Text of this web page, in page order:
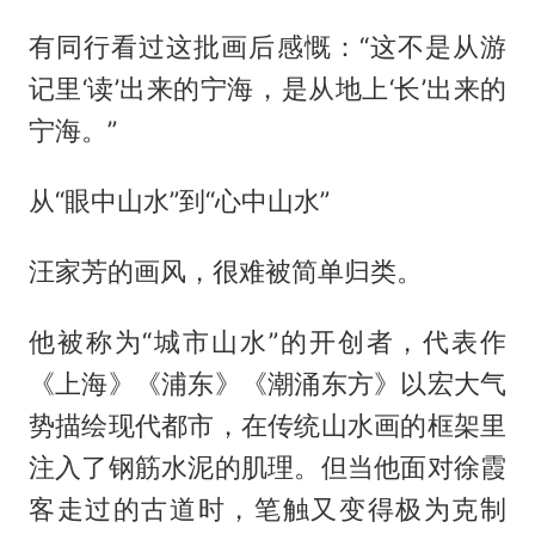
有同行看过这批画后感慨：“这不是从游
记里‘读’出来的宁海，是从地上‘长’出来的
宁海。”
从“眼中山水”到“心中山水”
汪家芳的画风，很难被简单归类。
他被称为“城市山水”的开创者，代表作
《上海》《浦东》《潮涌东方》以宏大气
势描绘现代都市，在传统山水画的框架里
注入了钢筋水泥的肌理。但当他面对徐霞
客走过的古道时，笔触又变得极为克制